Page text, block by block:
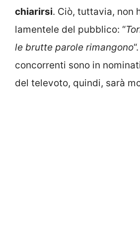
chiarirsi. Ciò, tuttavia, non
lamentele del pubblico: “
le brutte parole rimangono
concorrenti sono in
del televoto, quindi, sarà